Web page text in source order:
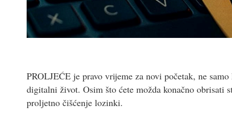
PROLJEĆE je pravo vrijeme za novi početak, ne
digitalni život. Osim što ćete možda konačno obrisati
proljetno čišćenje lozinki.